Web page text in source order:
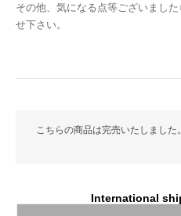
その他、気になる点等ございまし
せ下さい。
こちらの商品は完売いたしまし
International